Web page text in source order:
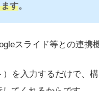
す。
スライド等との連携
を入力するだけで、